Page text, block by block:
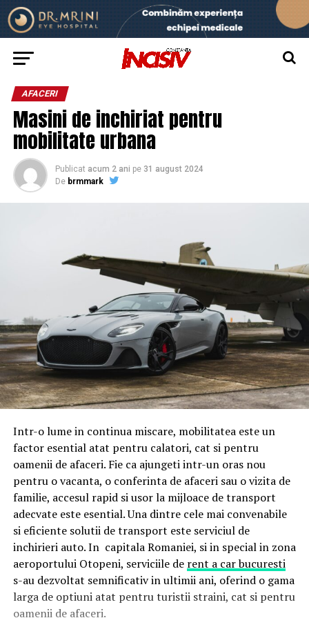
AFACERI
Masini de inchiriat pentru
mobilitate urbana
Publicat acum 2 ani pe 31 august 2024
De brmmark
Intr-o lume in continua miscare, mobilitatea este un
factor esential atat pentru calatori, cat si pentru
oamenii de afaceri. Fie ca ajungeti intr-un oras nou
pentru o vacanta, o conferinta de afaceri sau o vizita de
familie, accesul rapid si usor la mijloace de transport
adecvate este esential. Una dintre cele mai convenabile
si eficiente solutii de transport este serviciul de
inchirieri auto. In capitala Romaniei, si in special in zona
aeroportului Otopeni, serviciile de rent a car bucuresti
s-au dezvoltat semnificativ in ultimii ani, oferind o gama
larga de optiuni atat pentru turistii straini, cat si pentru
oamenii de afaceri.